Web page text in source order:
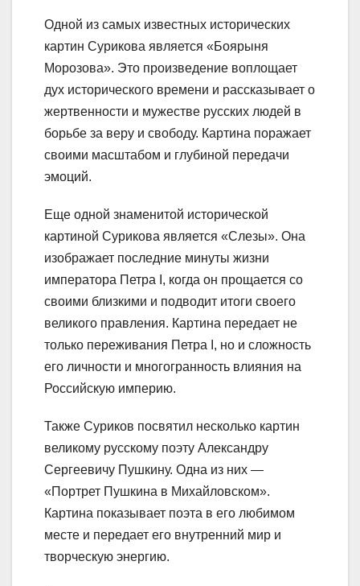
Одной из самых известных исторических
картин Сурикова является «Боярыня
Морозова». Это произведение воплощает
дух исторического времени и рассказывает о
жертвенности и мужестве русских людей в
борьбе за веру и свободу. Картина поражает
своими масштабом и глубиной передачи
эмоций.
Еще одной знаменитой исторической
картиной Сурикова является «Слезы». Она
изображает последние минуты жизни
императора Петра I, когда он прощается со
своими близкими и подводит итоги своего
великого правления. Картина передает не
только переживания Петра I, но и сложность
его личности и многогранность влияния на
Российскую империю.
Также Суриков посвятил несколько картин
великому русскому поэту Александру
Сергеевичу Пушкину. Одна из них —
«Портрет Пушкина в Михайловском».
Картина показывает поэта в его любимом
месте и передает его внутренний мир и
творческую энергию.